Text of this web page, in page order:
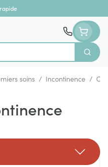
soins / Incontinence /